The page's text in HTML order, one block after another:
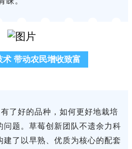
术 带动农民增收致富
了好的品种，如何更好地栽培
问题。草莓创新团队不遗余力科
建了以早熟、优质为核心的配套